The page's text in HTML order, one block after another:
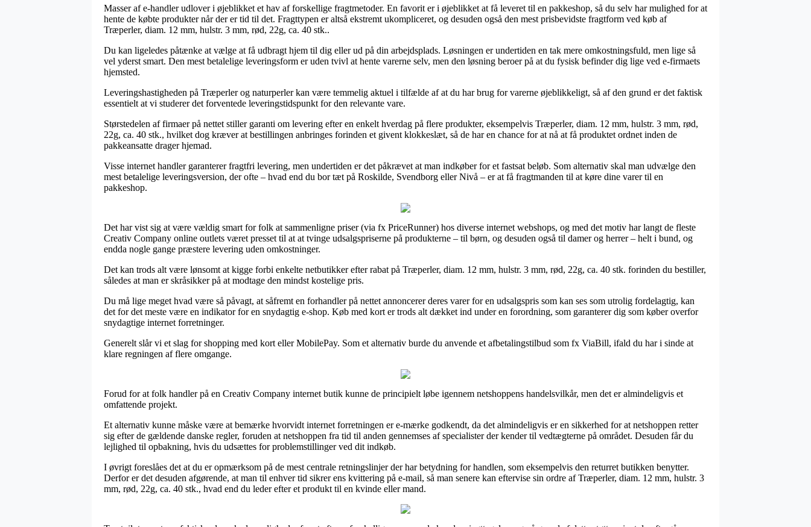
Masser af e-handler udlover i øjeblikket et hav af forskellige fragtmetoder. En favorit er i øjeblikket at få leveret til en pakkeshop, så du selv har mulighed for at
hente de købte produkter når der er tid til det. Fragttypen er altså ekstremt ukompliceret, og desuden også den mest prisbevidste fragtform ved køb af
Træperler, diam. 12 mm, hulstr. 3 mm, rød, 22g, ca. 40 stk..
Du kan ligeledes påtænke at vælge at få udbragt hjem til dig eller ud på din arbejdsplads. Løsningen er undertiden en tak mere omkostningsfuld, men lige så
vel yderst smart. Den mest betalelige leveringsform er uden tvivl at hente varerne selv, men den løsning beroer på at du fysisk befinder dig lige ved e-firmaets
hjemsted.
Leveringshastigheden på Træperler og naturperler kan være temmelig aktuel i tilfælde af at du har brug for varerne øjeblikkeligt, så af den grund er det faktisk
essentielt at vi studerer det forventede leveringstidspunkt for den relevante vare.
Størstedelen af firmaer på nettet stiller garanti om levering efter en enkelt hverdag på flere produkter, eksempelvis Træperler, diam. 12 mm, hulstr. 3 mm, rød,
22g, ca. 40 stk., hvilket dog kræver at bestillingen anbringes forinden et givent klokkeslæt, så de har en chance for at nå at få produktet ordnet inden de
pakkeansatte drager hjemad.
Visse internet handler garanterer fragtfri levering, men undertiden er det påkrævet at man indkøber for et fastsat beløb. Som alternativ skal man udvælge den
mest betalelige leveringsversion, der ofte – hvad end du bor tæt på Roskilde, Svendborg eller Nivå – er at få fragtmanden til at køre dine varer til en
pakkeshop.
Det har vist sig at være vældig smart for folk at sammenligne priser (via fx PriceRunner) hos diverse internet webshops, og med det motiv har langt de fleste
Creativ Company online outlets været presset til at at tvinge udsalgspriserne på produkterne – til børn, og desuden også til damer og herrer – helt i bund, og
endda nogle gange præstere levering uden omkostninger.
Det kan trods alt være lønsomt at kigge forbi enkelte netbutikker efter rabat på Træperler, diam. 12 mm, hulstr. 3 mm, rød, 22g, ca. 40 stk. forinden du bestiller,
således at man er skråsikker på at modtage den mindst kostelige pris.
Du må lige meget hvad være så påvagt, at såfremt en forhandler på nettet annoncerer deres varer for en udsalgspris som kan ses som utrolig fordelagtig, kan
det for det meste være en indikator for en snydagtig e-shop. Køb med kort er trods alt dækket ind under en forordning, som garanterer dig som køber overfor
snydagtige internet forretninger.
Generelt slår vi et slag for shopping med kort eller MobilePay. Som et alternativ burde du anvende et afbetalingstilbud som fx ViaBill, ifald du har i sinde at
klare regningen af flere omgange.
Forud for at folk handler på en Creativ Company internet butik kunne de principielt løbe igennem netshoppens handelsvilkår, men det er almindeligvis et
omfattende projekt.
Et alternativ kunne måske være at bemærke hvorvidt internet forretningen er e-mærke godkendt, da det almindeligvis er en sikkerhed for at netshoppen retter
sig efter de gældende danske regler, foruden at netshoppen fra tid til anden gennemses af specialister der kender til vedtægterne på området. Desuden får du
lejlighed til opbakning, hvis du udsættes for problemstillinger ved dit indkøb.
I øvrigt foreslåes det at du er opmærksom på de mest centrale retningslinjer der har betydning for handlen, som eksempelvis den returret butikken benytter.
Derfor er det desuden afgørende, at man til enhver tid sikrer ens kvittering på e-mail, så man senere kan eftervise sin ordre af Træperler, diam. 12 mm, hulstr. 3
mm, rød, 22g, ca. 40 stk., hvad end du leder efter et produkt til en kvinde eller mand.